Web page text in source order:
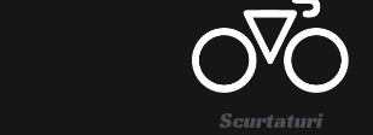
Scurtaturi